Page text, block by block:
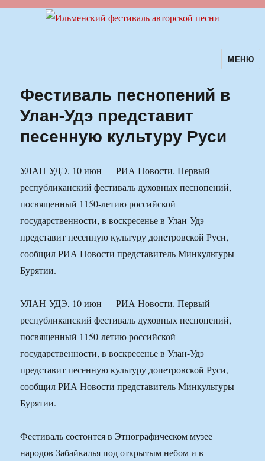
Ильменский фестиваль авторскойМЕНЮ
Фестиваль песнопений в
Улан-Удэ представит
песенную культуру Руси
УЛАН-УДЭ, 10 июн — РИА Новости. Первый
республиканский фестиваль духовных песнопений,
посвященный 1150-летию российской
государственности, в воскресенье в Улан-Удэ
представит песенную культуру допетровской Руси,
сообщил РИА Новости представитель Минкультуры
Бурятии.
УЛАН-УДЭ, 10 июн — РИА Новости. Первый
республиканский фестиваль духовных песнопений,
посвященный 1150-летию российской
государственности, в воскресенье в Улан-Удэ
представит песенную культуру допетровской Руси,
сообщил РИА Новости представитель Минкультуры
Бурятии.
Фестиваль состоится в Этнографическом музее
народов Забайкалья под открытым небом и в